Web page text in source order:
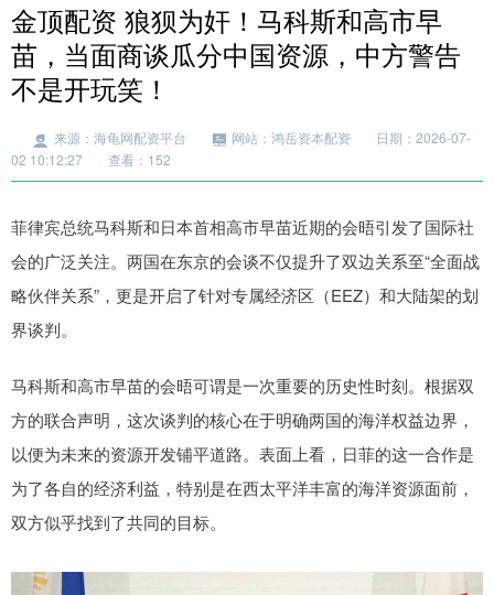
金顶配资 狼狈为奸！马科斯和高市早
苗，当面商谈瓜分中国资源，中方警告
不是开玩笑！
来源：海龟网配资平台 网站：鸿岳资本配资
日期：2026-07-
02 10:12:27
查看：152
菲律宾总统马科斯和日本首相高市早苗近期的会晤引发了国际社
会的广泛关注。两国在东京的会谈不仅提升了双边关系至“全面战
略伙伴关系”，更是开启了针对专属经济区（EEZ）和大陆架的划
界谈判。
马科斯和高市早苗的会晤可谓是一次重要的历史性时刻。根据双
方的联合声明，这次谈判的核心在于明确两国的海洋权益边界，
以便为未来的资源开发铺平道路。表面上看，日菲的这一合作是
为了各自的经济利益，特别是在西太平洋丰富的海洋资源面前，
双方似乎找到了共同的目标。